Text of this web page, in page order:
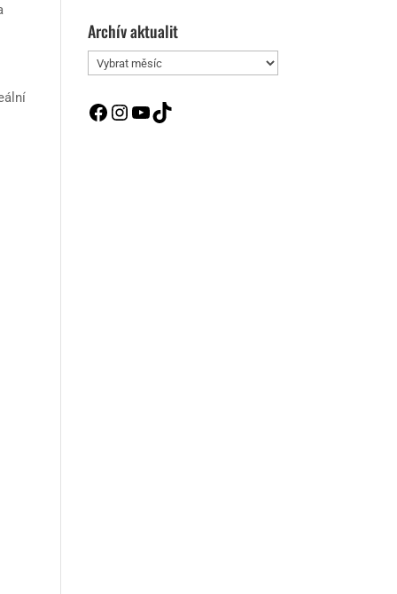
Archív aktualit
Archív
aktualit
Facebook
Instagram
YouTube
TikTok